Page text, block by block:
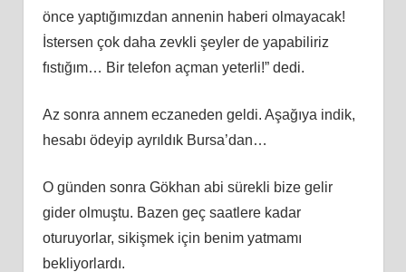
önce yaptığımızdan annenin haberi olmayacak!
İstersen çok daha zevkli şeyler de yapabiliriz
fıstığım… Bir telefon açman yeterli!” dedi.
Az sonra annem eczaneden geldi. Aşağıya indik,
hesabı ödeyip ayrıldık Bursa’dan…
O günden sonra Gökhan abi sürekli bize gelir
gider olmuştu. Bazen geç saatlere kadar
oturuyorlar, sikişmek için benim yatmamı
bekliyorlardı.